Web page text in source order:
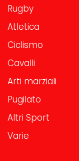
Rugby
Atletica
Ciclismo
Cavalli
Arti marziali
Pugilato
Altri Sport
Varie